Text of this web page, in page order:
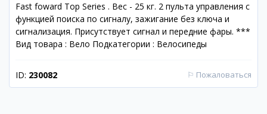
Fast foward Top Series . Вес - 25 кг. 2 пульта управления с
функцией поиска по сигналу, зажигание без ключа и
сигнализация. Присутствует сигнал и передние фары. ***
Вид товара : Вело Подкатегории : Велосипеды
ID: 230082 ⚐ Пожаловаться